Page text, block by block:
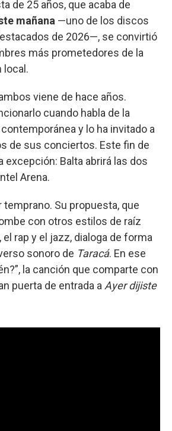
de 25 años, que acaba de
mañana —uno de los discos
de 2026—, se convirtió
más prometedores de la
local.
viene de hace años.
cuando habla de la
y lo ha invitado a
de sus conciertos. Este fin de
excepción: Balta abrirá las dos
Arena.
temprano. Su propuesta, que
con otros estilos de raíz
el rap y el jazz, dialoga de forma
sonoro de Taracá. En ese
la canción que comparte con
puerta de entrada a Ayer dijiste